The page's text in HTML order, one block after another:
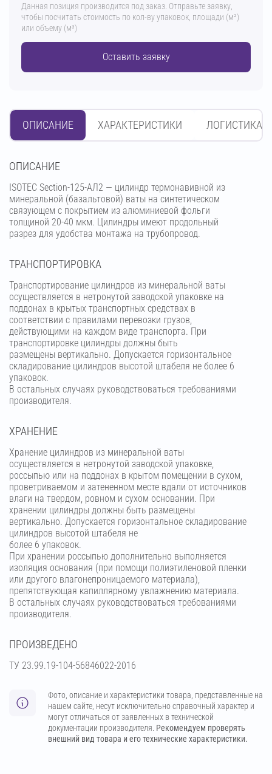
Данная позиция производится под заказ. Отправьте заявку,
чтобы посчитать стоимость по кол-ву упаковок, площади (м²)
или объему (м³)
Оставить заявку
ОПИСАНИЕ ХАРАКТЕРИСТИКИ ЛОГИСТИКА
OПИСАНИЕ
ISOTEC Section-125-АЛ2 — цилиндр термонавивной из
минеральной (базальтовой) ваты на синтетическом
связующем с покрытием из алюминиевой фольги
толщиной 20-40 мкм. Цилиндры имеют продольный
разрез для удобства монтажа на трубопровод.
ТРАНСПОРТИРОВКА
Транспортирование цилиндров из минеральной ваты
осуществляется в нетронутой заводской упаковке на
поддонах в крытых транспортных средствах в
соответствии с правилами перевозки грузов,
действующими на каждом виде транспорта. При
транспортировке цилиндры должны быть
размещены вертикально. Допускается горизонтальное
складирование цилиндров высотой штабеля не более 6
упаковок.
В остальных случаях руководствоваться требованиями
производителя.
ХРАНЕНИЕ
Хранение цилиндров из минеральной ваты
осуществляется в нетронутой заводской упаковке,
россыпью или на поддонах в крытом помещении в сухом,
проветриваемом и затененном месте вдали от источников
влаги на твердом, ровном и сухом основании. При
хранении цилиндры должны быть размещены
вертикально. Допускается горизонтальное складирование
цилиндров высотой штабеля не
более 6 упаковок.
При хранении россыпью дополнительно выполняется
изоляция основания (при помощи полиэтиленовой пленки
или другого влагонепроницаемого материала),
препятствующая капиллярному увлажнению материала.
В остальных случаях руководствоваться требованиями
производителя.
ПРОИЗВЕДЕНО
ТУ 23.99.19-104-56846022-2016
Фото, описание и характеристики товара, представленные на
нашем сайте, несут исключительно справочный характер и
могут отличаться от заявленных в технической
документации производителя. Рекомендуем проверять
внешний вид товара и его технические характеристики.